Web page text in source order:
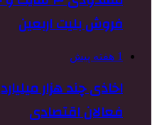
فروش بلیت اربعین
1 هفته پیش
اخاذی چند هزار
فعالان اقتصادی